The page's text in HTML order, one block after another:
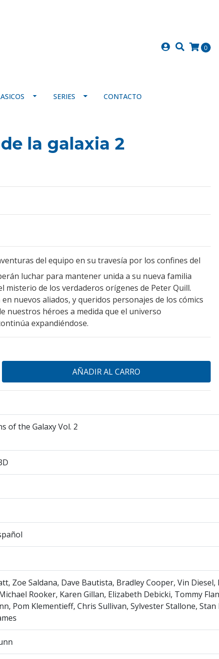
0
SERIES CONTACTO
la galaxia 2
del equipo en su travesía por los confines del
luchar para mantener unida a su nueva familia
misterio de los verdaderos orígenes de Peter Quill.
nuevos aliados, y queridos personajes de los cómics
nuestros héroes a medida que el universo
expandiéndose.
of the Galaxy Vol. 2
Zoe Saldana, Dave Bautista, Bradley Cooper, Vin Diesel,
Rooker, Karen Gillan, Elizabeth Debicki, Tommy
Pom Klementieff, Chris Sullivan, Sylvester Stallone, Stan